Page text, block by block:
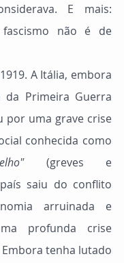
E mais:
não é de
da Primeira Guerra
por uma grave crise
(greves e
saiu do conflito
arruinada e
profunda crise
tenha lutado